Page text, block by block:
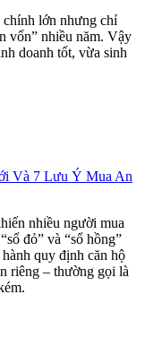
chính lớn nhưng chỉ
vốn” nhiều năm. Vậy
doanh tốt, vừa sinh
Và 7 Lưu Ý Mua An
nhiều người mua
đỏ” và “sổ hồng”
quy định căn hộ
riêng – thường gọi là